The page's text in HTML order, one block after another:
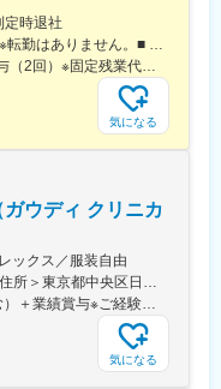
に関する社内データベー
技術判断と提携判断のプロ
で、専門性と実務経験を
張機会など、国内外でグ
じてフルリモートも相談
定時退社
大阪本社／大阪府吹田市垂水町1-40-2※転勤はありません。■ アクセス阪急電鉄千里線「豊津駅」より徒歩9分大阪メトロ御堂筋線「江坂駅」より徒歩12分※受動喫煙対策実施
月給24万円～（固定残業代含む）+賞与（2回）※固定残業代は、時間外労働の有無に関わらず25時間・月3万8600円～支給上記を超える時間外労働分は追加で支給※年齢・経験・保有資格を考慮のうえ決定します
気になる
ウディ クリニカ
ックス／服装自由
【中央区日本橋・本社／転勤なし】＜住所＞東京都中央区日本橋本町4-8-15 ネオカワイビル10F＜アクセス＞・JR「新日本橋駅」から徒歩1分、「神田駅」から徒歩8分・東京メトロ「三越前駅」から徒歩5分、「小伝馬町駅」から徒歩5分※受動喫煙対策あり（屋内全面禁煙）
月給35万円～63万円（固定残業代含む）＋業績賞与※ご経験・スキルを考慮の上決定いたします※固定残業代は、時間外労働の有無にかかわらず月35時間分を、月8万3400円～15万円支給。（35時間を超える時間外労働分は追加で支給）
気になる